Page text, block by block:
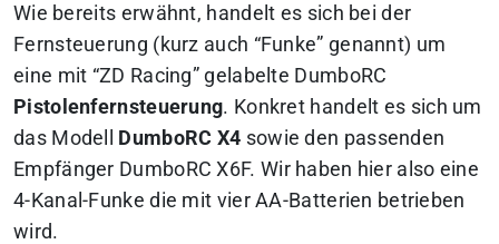
Wie bereits erwähnt, handelt es sich bei der
Fernsteuerung (kurz auch “Funke” genannt) um
eine mit “ZD Racing” gelabelte DumboRC
Pistolenfernsteuerung. Konkret handelt es sich um
das Modell DumboRC X4 sowie den passenden
Empfänger DumboRC X6F. Wir haben hier also eine
4-Kanal-Funke die mit vier AA-Batterien betrieben
wird.